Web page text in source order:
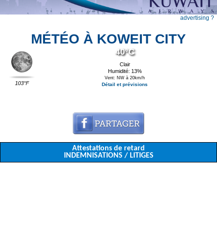
advertising ?
MÉTÉO À KOWEIT CITY
103°F
40°C
Clair
Humidité: 13%
Vent: NW à 20km/h
Détail et prévisions
Attestations de retard
INDEMNISATIONS / LITIGES